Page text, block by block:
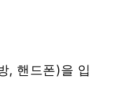
, 핸드폰)을 입